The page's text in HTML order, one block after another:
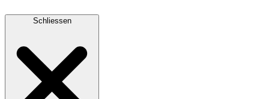
Schliessen